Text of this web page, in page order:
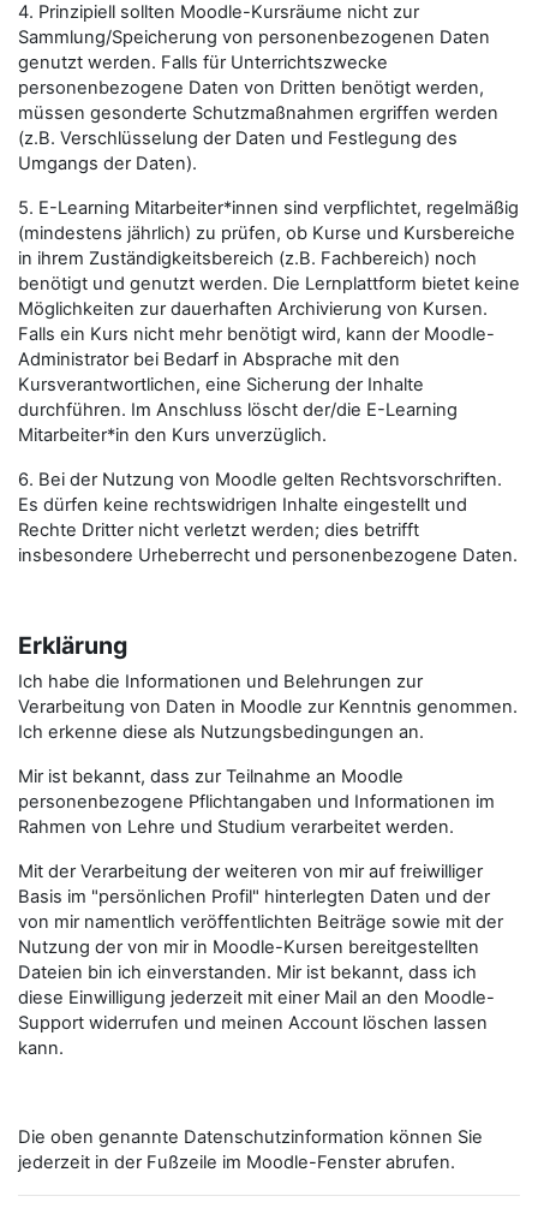
4. Prinzipiell sollten Moodle-Kursräume nicht zur
Sammlung/Speicherung von personenbezogenen Daten
genutzt werden. Falls für Unterrichtszwecke
personenbezogene Daten von Dritten benötigt werden,
müssen gesonderte Schutzmaßnahmen ergriffen werden
(z.B. Verschlüsselung der Daten und Festlegung des
Umgangs der Daten).
5. E-Learning Mitarbeiter*innen sind verpflichtet, regelmäßig
(mindestens jährlich) zu prüfen, ob Kurse und Kursbereiche
in ihrem Zuständigkeitsbereich (z.B. Fachbereich) noch
benötigt und genutzt werden. Die Lernplattform bietet keine
Möglichkeiten zur dauerhaften Archivierung von Kursen.
Falls ein Kurs nicht mehr benötigt wird, kann der Moodle-
Administrator bei Bedarf in Absprache mit den
Kursverantwortlichen, eine Sicherung der Inhalte
durchführen. Im Anschluss löscht der/die E-Learning
Mitarbeiter*in den Kurs unverzüglich.
6. Bei der Nutzung von Moodle gelten Rechtsvorschriften.
Es dürfen keine rechtswidrigen Inhalte eingestellt und
Rechte Dritter nicht verletzt werden; dies betrifft
insbesondere Urheberrecht und personenbezogene Daten.
Erklärung
Ich habe die Informationen und Belehrungen zur
Verarbeitung von Daten in Moodle zur Kenntnis genommen.
Ich erkenne diese als Nutzungsbedingungen an.
Mir ist bekannt, dass zur Teilnahme an Moodle
personenbezogene Pflichtangaben und Informationen im
Rahmen von Lehre und Studium verarbeitet werden.
Mit der Verarbeitung der weiteren von mir auf freiwilliger
Basis im "persönlichen Profil" hinterlegten Daten und der
von mir namentlich veröffentlichten Beiträge sowie mit der
Nutzung der von mir in Moodle-Kursen bereitgestellten
Dateien bin ich einverstanden. Mir ist bekannt, dass ich
diese Einwilligung jederzeit mit einer Mail an den Moodle-
Support widerrufen und meinen Account löschen lassen
kann.
Die oben genannte Datenschutzinformation können Sie
jederzeit in der Fußzeile im Moodle-Fenster abrufen.